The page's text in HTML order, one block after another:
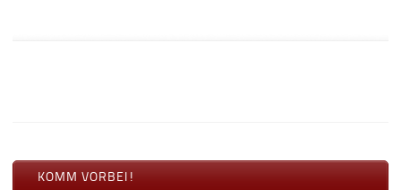
KOMM VORBEI!